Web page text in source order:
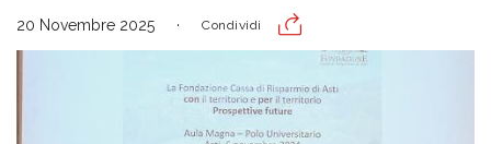
20 Novembre 2025 Condividi